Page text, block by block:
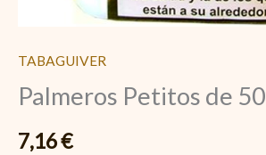
TABAGUIVER
Palmeros Petitos de 50
7,16€